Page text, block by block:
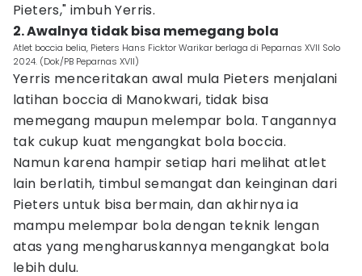
Pieters," imbuh Yerris.
2. Awalnya tidak bisa memegang bola
Atlet boccia belia, Pieters Hans Ficktor Warikar berlaga di Peparnas XVII Solo
2024. (Dok/PB Peparnas XVII)
Yerris menceritakan awal mula Pieters menjalani
latihan boccia di Manokwari, tidak bisa
memegang maupun melempar bola. Tangannya
tak cukup kuat mengangkat bola boccia.
Namun karena hampir setiap hari melihat atlet
lain berlatih, timbul semangat dan keinginan dari
Pieters untuk bisa bermain, dan akhirnya ia
mampu melempar bola dengan teknik lengan
atas yang mengharuskannya mengangkat bola
lebih dulu.